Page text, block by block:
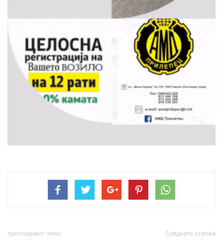
претходниот член, Следната статија